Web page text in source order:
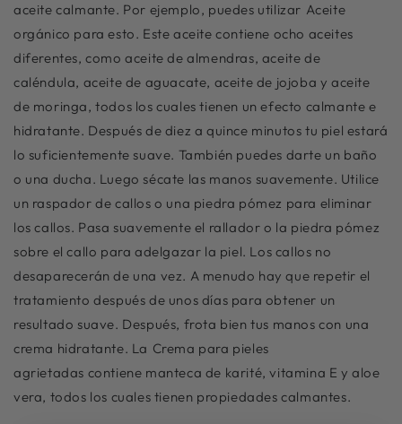
aceite calmante. Por ejemplo, puedes utilizar Aceite
orgánico para esto. Este aceite contiene ocho aceites
diferentes, como aceite de almendras, aceite de
caléndula, aceite de aguacate, aceite de jojoba y aceite
de moringa, todos los cuales tienen un efecto calmante e
hidratante. Después de diez a quince minutos tu piel estará
lo suficientemente suave. También puedes darte un baño
o una ducha. Luego sécate las manos suavemente. Utilice
un raspador de callos o una piedra pómez para eliminar
los callos. Pasa suavemente el rallador o la piedra pómez
sobre el callo para adelgazar la piel. Los callos no
desaparecerán de una vez. A menudo hay que repetir el
tratamiento después de unos días para obtener un
resultado suave. Después, frota bien tus manos con una
crema hidratante. La Crema para pieles
agrietadas contiene manteca de karité, vitamina E y aloe
vera, todos los cuales tienen propiedades calmantes.